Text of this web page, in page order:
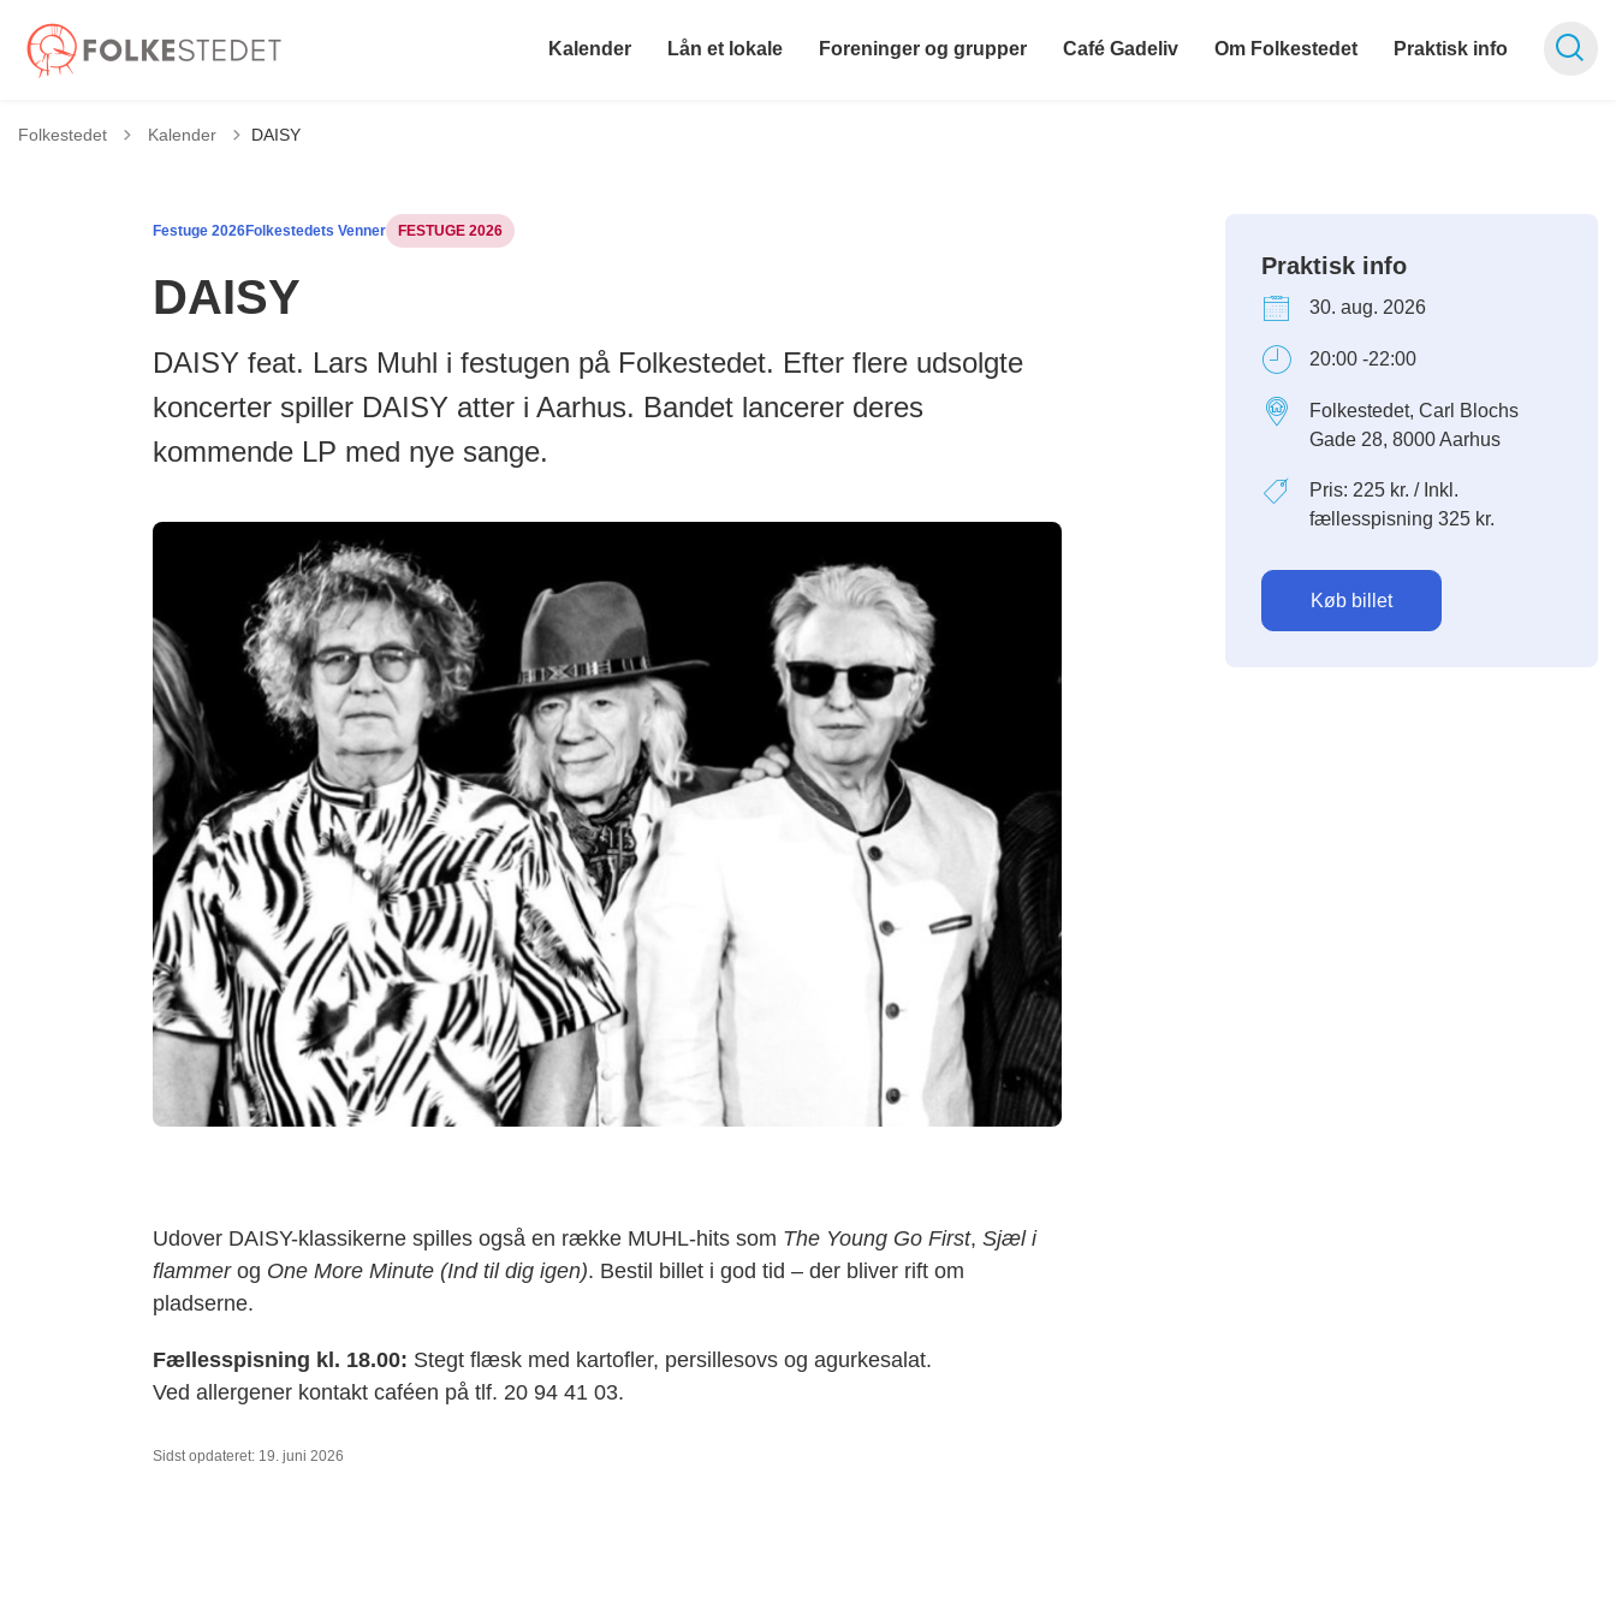
Kalender Lån et lokale Foreninger og grupper Café Gadeliv Om Folkestedet Praktisk info
Folkestedet Tilbage til
Kalender DAISY
Festuge 2026Folkestedets Venner FESTUGE 2026
DAISY
DAISY feat. Lars Muhl i festugen på Folkestedet. Efter flere udsolgte
koncerter spiller DAISY atter i Aarhus. Bandet lancerer deres
kommende LP med nye sange.
Udover DAISY-klassikerne spilles også en række MUHL-hits som The Young Go First, Sjæl i
flammerog One More Minute (Ind til dig igen). Bestil billet i god tid – der bliver rift om
pladserne.
Fællesspisning kl. 18.00: Stegt flæsk med kartofler, persillesovs og agurkesalat.
Ved allergener kontakt caféen på tlf. 20 94 41 03.
Praktisk info
30. aug. 2026
20:00 -22:00
Folkestedet, Carl Blochs
Gade 28, 8000 Aarhus
Pris: 225 kr. / Inkl.
fællesspisning 325 kr.
Køb billet
Sidst opdateret: 19. juni 2026